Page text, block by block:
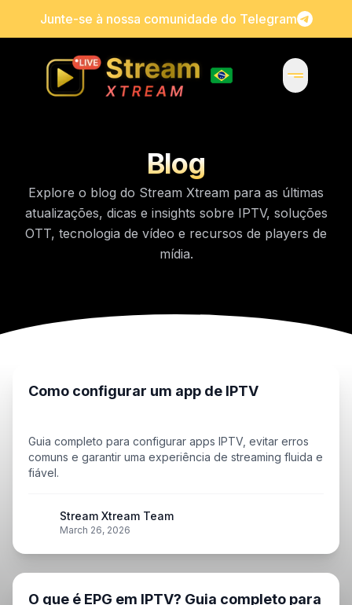
Junte-se à nossa comunidade do Telegram
Blog
Explore o blog do Stream Xtream para as últimas
atualizações, dicas e insights sobre IPTV, soluções
OTT, tecnologia de vídeo e recursos de players de
mídia.
Como configurar um app de IPTV
Guia completo para configurar apps IPTV, evitar erros
comuns e garantir uma experiência de streaming fluida e
fiável.
Stream Xtream Team
March 26, 2026
O que é EPG em IPTV? Guia completo para